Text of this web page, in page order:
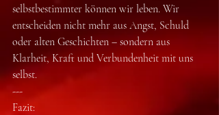
selbstbestimmter können wir leben. Wir
entscheiden nicht mehr aus Angst, Schuld
oder alten Geschichten – sondern aus
Klarheit, Kraft und Verbundenheit mit uns
selbst.
---
Fazit: